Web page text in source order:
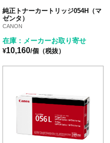
純正トナーカートリッジ054H（マ
ゼンタ）
CANON
在庫：メーカーお取り寄せ
¥10,160/個（税抜）